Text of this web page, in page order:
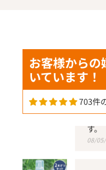
お客様からの
いています！
703件
の
した
締め
なく
す。